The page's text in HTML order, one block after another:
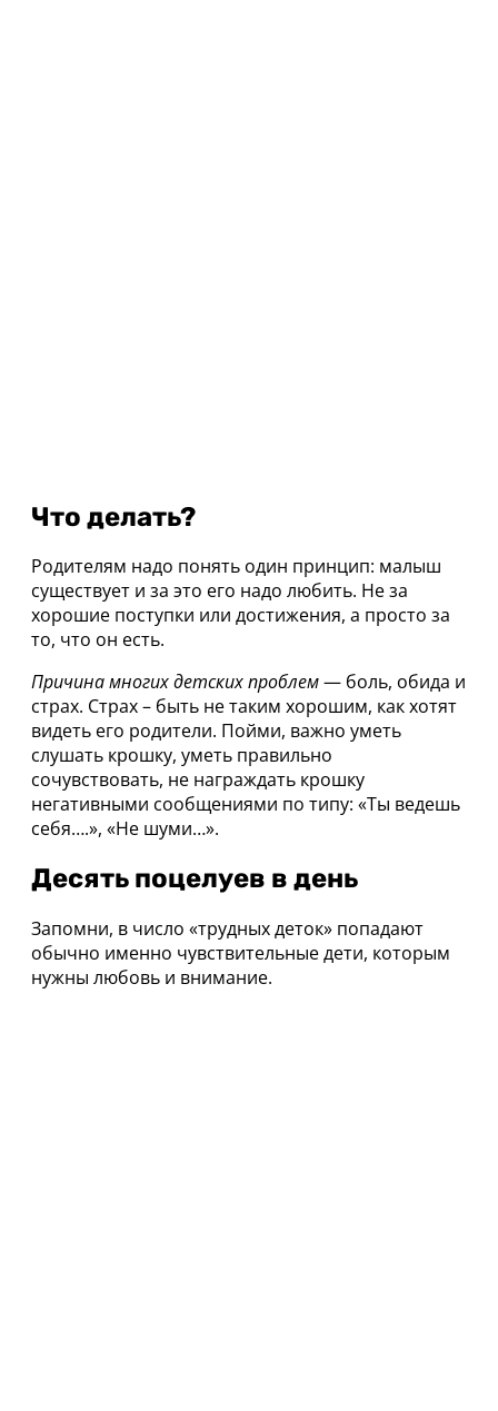
Что делать?
Родителям надо понять один принцип: малыш
существует и за это его надо любить. Не за
хорошие поступки или достижения, а просто за
то, что он есть.
Причина многих детских проблем— боль, обида и
страх. Страх – быть не таким хорошим, как хотят
видеть его родители. Пойми, важно уметь
слушать крошку, уметь правильно
сочувствовать, не награждать крошку
негативными сообщениями по типу: «Ты ведешь
себя….», «Не шуми…».
Десять поцелуев в день
Запомни, в число «трудных деток» попадают
обычно именно чувствительные дети, которым
нужны любовь и внимание.